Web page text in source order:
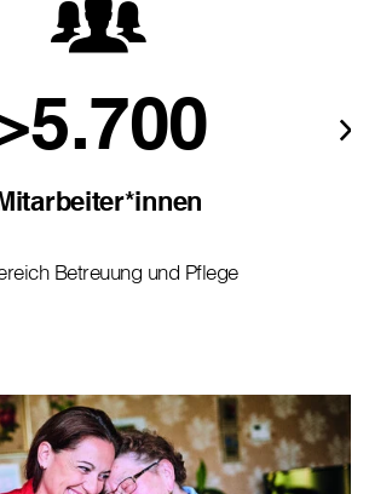
Betreuung und Pflege